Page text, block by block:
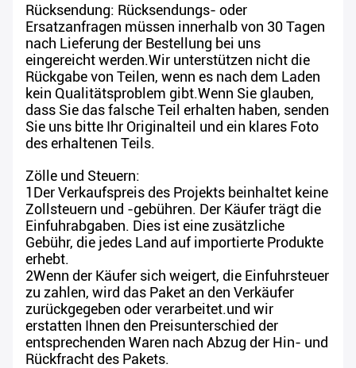
Rücksendung: Rücksendungs- oder
Ersatzanfragen müssen innerhalb von 30 Tagen
nach Lieferung der Bestellung bei uns
eingereicht werden.Wir unterstützen nicht die
Rückgabe von Teilen, wenn es nach dem Laden
kein Qualitätsproblem gibt.Wenn Sie glauben,
dass Sie das falsche Teil erhalten haben, senden
Sie uns bitte Ihr Originalteil und ein klares Foto
des erhaltenen Teils.
Zölle und Steuern:
1Der Verkaufspreis des Projekts beinhaltet keine
Zollsteuern und -gebühren. Der Käufer trägt die
Einfuhrabgaben. Dies ist eine zusätzliche
Gebühr, die jedes Land auf importierte Produkte
erhebt.
2Wenn der Käufer sich weigert, die Einfuhrsteuer
zu zahlen, wird das Paket an den Verkäufer
zurückgegeben oder verarbeitet.und wir
erstatten Ihnen den Preisunterschied der
entsprechenden Waren nach Abzug der Hin- und
Rückfracht des Pakets.